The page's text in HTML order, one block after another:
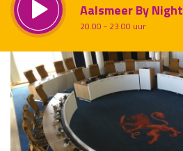
Aalsmeer By Night
20.00 - 23.00 uur
Vorig uur
Inklappen